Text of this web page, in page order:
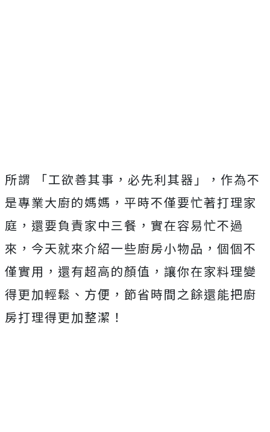
所謂 「工欲善其事，必先利其器」，作為不
是專業大廚的媽媽，平時不僅要忙著打理家
庭，還要負責家中三餐，實在容易忙不過
來，今天就來介紹一些廚房小物品，個個不
僅實用，還有超高的顏值，讓你在家料理變
得更加輕鬆、方便，節省時間之餘還能把廚
房打理得更加整潔！